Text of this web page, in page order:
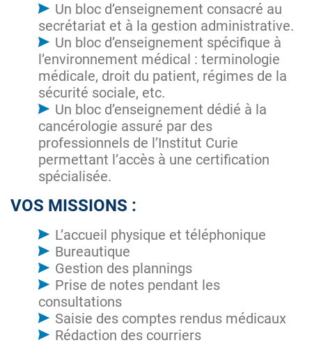
Un bloc d’enseignement consacré au
secrétariat et à la gestion administrative.
Un bloc d’enseignement spécifique à
l’environnement médical : terminologie
médicale, droit du patient, régimes de la
sécurité sociale, etc.
Un bloc d’enseignement dédié à la
cancérologie assuré par des
professionnels de l’Institut Curie
permettant l’accès à une certification
spécialisée.
VOS MISSIONS :
L’accueil physique et téléphonique
Bureautique
Gestion des plannings
Prise de notes pendant les
consultations
Saisie des comptes rendus médicaux
Rédaction des courriers